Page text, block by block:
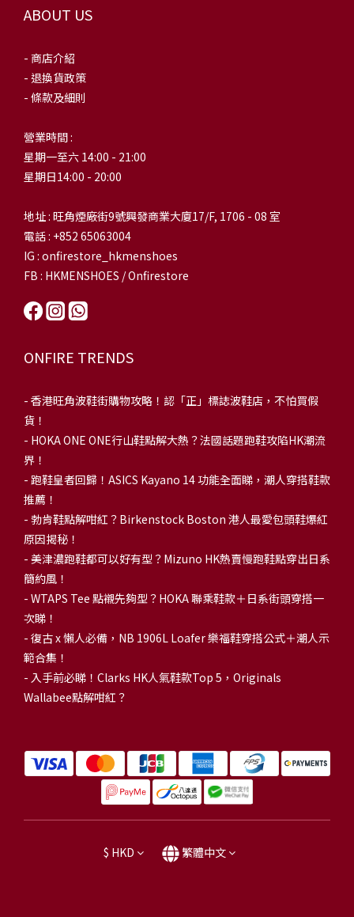
ABOUT US
- 商店介紹
- 退換貨政策
- 條款及細則
營業時間 :
星期一至六 14:00 - 21:00
星期日14:00 - 20:00
地址 : 旺角煙廠街9號興發商業大廈17/F, 1706 - 08 室
電話 : +852 65063004
IG : onfirestore_hkmenshoes
FB : HKMENSHOES / Onfirestore
ONFIRE TRENDS
- 香港旺角波鞋街購物攻略！認「正」標誌波鞋店，不怕買假
貨！
- HOKA ONE ONE行山鞋點解大熱？法國話題跑鞋攻陷HK潮流
界！
- 跑鞋皇者回歸！ASICS Kayano 14 功能全面睇，潮人穿搭鞋款
推薦！
- 勃肯鞋點解咁紅？Birkenstock Boston 港人最愛包頭鞋爆紅
原因揭秘！
- 美津濃跑鞋都可以好有型？Mizuno HK熱賣慢跑鞋點穿出日系
簡約風！
- WTAPS Tee 點襯先夠型？HOKA 聯乘鞋款＋日系街頭穿搭一
次睇！
- 復古 x 懶人必備，NB 1906L Loafer 樂福鞋穿搭公式＋潮人示
範合集！
- 入手前必睇！Clarks HK人氣鞋款Top 5，Originals
Wallabee點解咁紅？
$ HKD 繁體中文